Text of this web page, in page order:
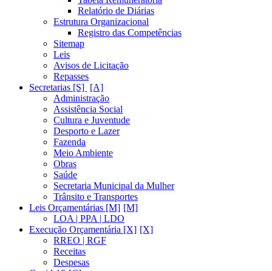
Relatório de Diárias
Estrutura Organizacional
Registro das Competências
Sitemap
Leis
Avisos de Licitação
Repasses
Secretarias [S]
Administração
Assistência Social
Cultura e Juventude
Desporto e Lazer
Fazenda
Meio Ambiente
Obras
Saúde
Secretaria Municipal da Mulher
Trânsito e Transportes
Leis Orçamentárias [M]
LOA | PPA | LDO
Execução Orçamentária [X]
RREO | RGF
Receitas
Despesas